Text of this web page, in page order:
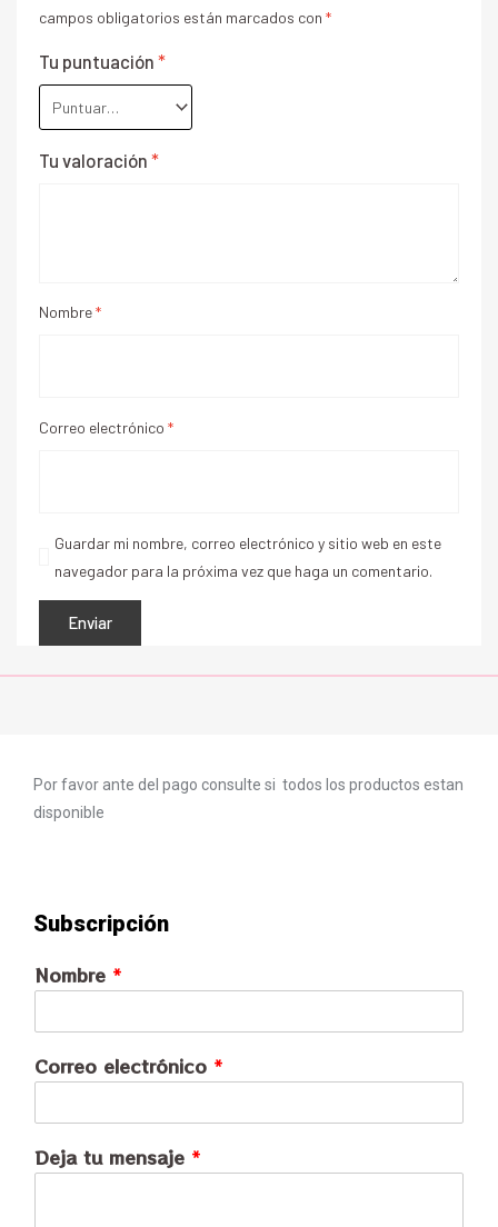
campos obligatorios están marcados con *
Tu puntuación *
Tu valoración *
Nombre*
Correo electrónico *
Guardar mi nombre, correo electrónico y sitio web en este
navegador para la próxima vez que haga un comentario.
Por favor ante del pago consulte si todos los productos estan
disponible
Subscripción
Nombre *
Correo electrónico *
Deja tu mensaje *